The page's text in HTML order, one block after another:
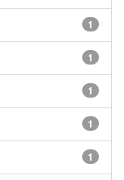
1
1
1
1
1